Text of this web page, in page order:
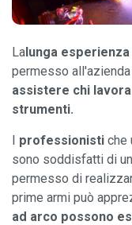
Lalunga esperienza
permesso
assistere chi
strumenti.
I professionisti che
sono soddisfatti di
permesso di
prime armi può
ad arco possono